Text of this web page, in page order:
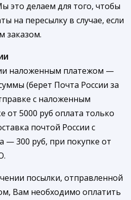
это делаем для того, чтобы
на пересылку в случае, если
заказом.
наложенным платежом —
(берет Почта России за
с наложенным
от 5000 руб оплата только
почтой России с
— 300 руб, при покупке от
посылки, отправленной
Вам необходимо оплатить